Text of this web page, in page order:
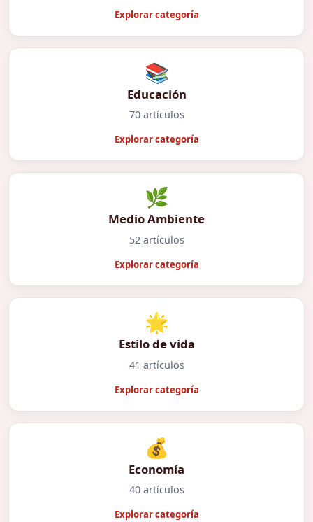
Explorar categoría
📚
Educación
70 artículos
Explorar categoría
🌿
Medio Ambiente
52 artículos
Explorar categoría
🌟
Estilo de vida
41 artículos
Explorar categoría
💰
Economía
40 artículos
Explorar categoría